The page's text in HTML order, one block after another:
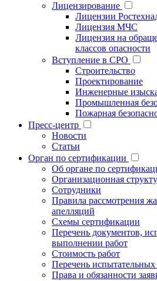
Лицензирование
Лицензии
Лицензия МЧС
Лицензия на
классов опасности
Вступление в СРО
Строительство
Проектирование
Инженерные
Промышленная
Пожарная
Пресс-центр
Новости
Статьи
Орган по сертификации
Об органе по
Организационная
Сотрудники
Правила рассмотрения
апелляций
Схемы сертификации
Перечень документов,
выполнении работ
Стоимость работ
Перечень
Права и обязанности